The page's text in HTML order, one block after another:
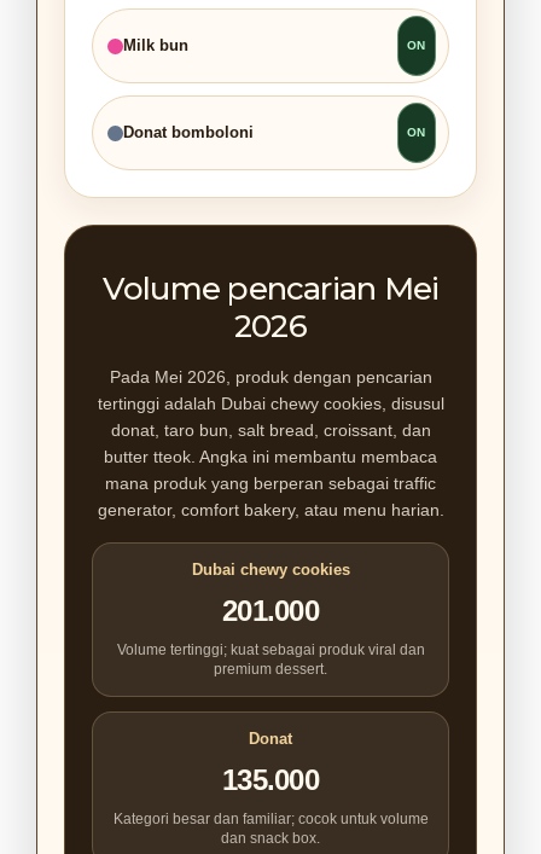
Milk bun
Donat bomboloni
Volume pencarian Mei
2026
Pada Mei 2026, produk dengan pencarian
tertinggi adalah Dubai chewy cookies, disusul
donat, taro bun, salt bread, croissant, dan
butter tteok. Angka ini membantu membaca
mana produk yang berperan sebagai traffic
generator, comfort bakery, atau menu harian.
Dubai chewy cookies
201.000
Volume tertinggi; kuat sebagai produk viral dan
premium dessert.
Donat
135.000
Kategori besar dan familiar; cocok untuk volume
dan snack box.